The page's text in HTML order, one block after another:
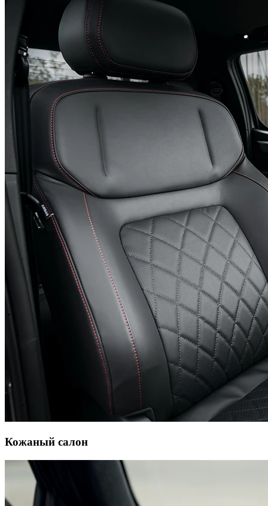
Кожаный салон